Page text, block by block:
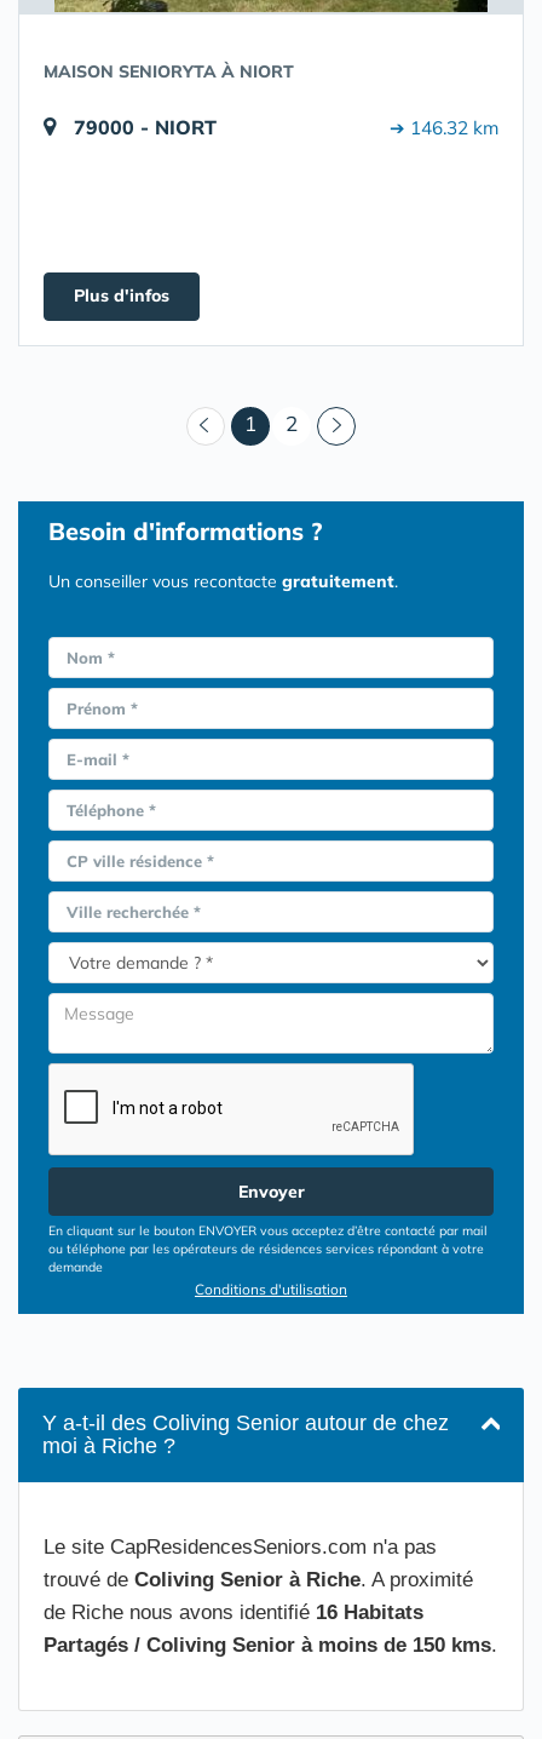
MAISON SENIORYTA À NIORT
79000 - NIORT ➔ 146.32 km
Plus d'infos
1 (courant)
2
Besoin d'informations ?
Un conseiller vous recontacte gratuitement.
Nom *
Prénom *
E-mail *
Téléphone *
CP ville résidence *
Ville recherchée *
Envoyer
En cliquant sur le bouton ENVOYER vous acceptez d’être contacté par mail
ou téléphone par les opérateurs de résidences services répondant à votre
demande
Conditions d'utilisation
Y a-t-il des Coliving Senior autour de chez
moi à Riche ?
Le site CapResidencesSeniors.com n'a pas
trouvé de Coliving Senior à Riche. A proximité
de Riche nous avons identifié 16 Habitats
Partagés / Coliving Senior à moins de 150 kms.